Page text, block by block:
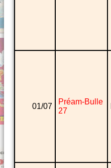
01/07
Préam-Bulle
27